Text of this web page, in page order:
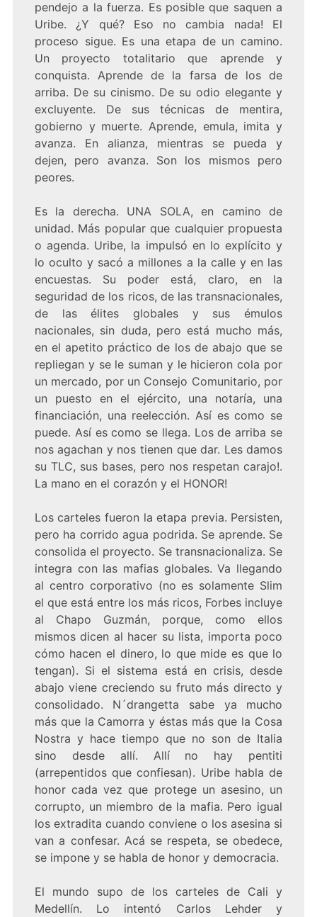
pendejo a la fuerza. Es posible que saquen a
Uribe. ¿Y qué? Eso no cambia nada! El
proceso sigue. Es una etapa de un camino.
Un proyecto totalitario que aprende y
conquista. Aprende de la farsa de los de
arriba. De su cinismo. De su odio elegante y
excluyente. De sus técnicas de mentira,
gobierno y muerte. Aprende, emula, imita y
avanza. En alianza, mientras se pueda y
dejen, pero avanza. Son los mismos pero
peores.
Es la derecha. UNA SOLA, en camino de
unidad. Más popular que cualquier propuesta
o agenda. Uribe, la impulsó en lo explícito y
lo oculto y sacó a millones a la calle y en las
encuestas. Su poder está, claro, en la
seguridad de los ricos, de las transnacionales,
de las élites globales y sus émulos
nacionales, sin duda, pero está mucho más,
en el apetito práctico de los de abajo que se
repliegan y se le suman y le hicieron cola por
un mercado, por un Consejo Comunitario, por
un puesto en el ejército, una notaría, una
financiación, una reelección. Así es como se
puede. Así es como se llega. Los de arriba se
nos agachan y nos tienen que dar. Les damos
su TLC, sus bases, pero nos respetan carajo!.
La mano en el corazón y el HONOR!
Los carteles fueron la etapa previa. Persisten,
pero ha corrido agua podrida. Se aprende. Se
consolida el proyecto. Se transnacionaliza. Se
integra con las mafias globales. Va llegando
al centro corporativo (no es solamente Slim
el que está entre los más ricos, Forbes incluye
al Chapo Guzmán, porque, como ellos
mismos dicen al hacer su lista, importa poco
cómo hacen el dinero, lo que mide es que lo
tengan). Si el sistema está en crisis, desde
abajo viene creciendo su fruto más directo y
consolidado. N´drangetta sabe ya mucho
más que la Camorra y éstas más que la Cosa
Nostra y hace tiempo que no son de Italia
sino desde allí. Allí no hay pentiti
(arrepentidos que confiesan). Uribe habla de
honor cada vez que protege un asesino, un
corrupto, un miembro de la mafia. Pero igual
los extradita cuando conviene o los asesina si
van a confesar. Acá se respeta, se obedece,
se impone y se habla de honor y democracia.
El mundo supo de los carteles de Cali y
Medellín. Lo intentó Carlos Lehder y